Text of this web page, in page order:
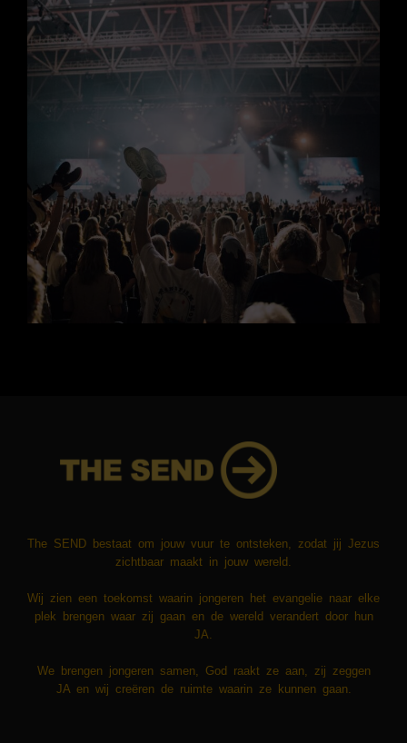
The SEND bestaat om jouw vuur te ontsteken, zodat jij Jezus
zichtbaar maakt in jouw wereld.
​​Wij zien een toekomst waarin jongeren het evangelie naar elke
plek brengen waar zij gaan en de wereld verandert door hun
JA.
We brengen jongeren samen, God raakt ze aan, zij zeggen
JA en wij creëren de ruimte waarin ze kunnen gaan.